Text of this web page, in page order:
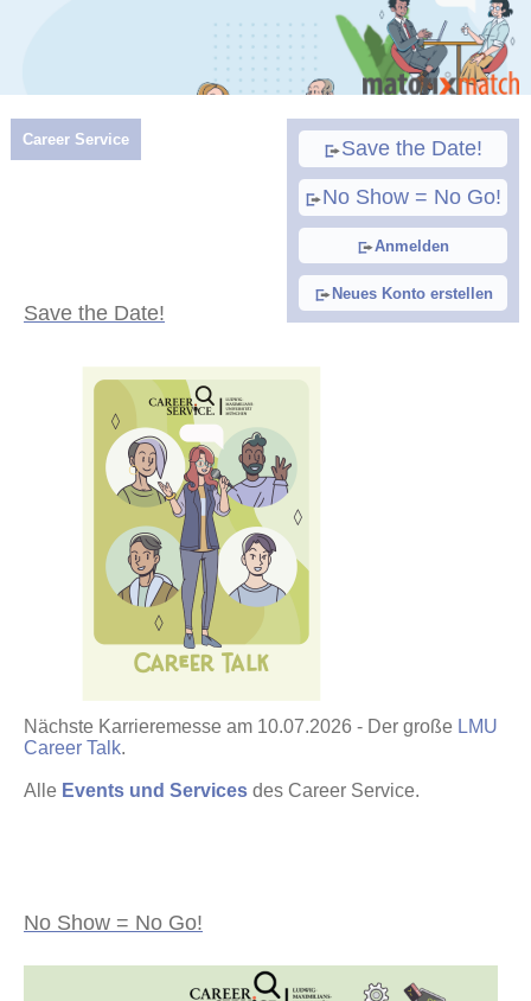
Save the Date!
No Show = No Go!
Anmelden
Neues Konto erstellen
Career Service
Save the Date!
Nächste Karrieremesse am 10.07.2026 - Der große LMU
Career Talk.
Alle Events und Services des Career Service.
No Show = No Go!